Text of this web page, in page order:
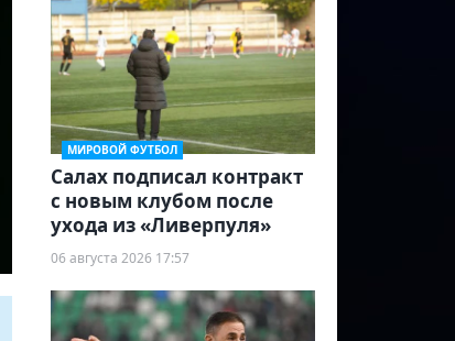
МИРОВОЙ ФУТБОЛ
Салах подписал контракт
с новым клубом после
ухода из «Ливерпуля»
06 августа 2026 17:57